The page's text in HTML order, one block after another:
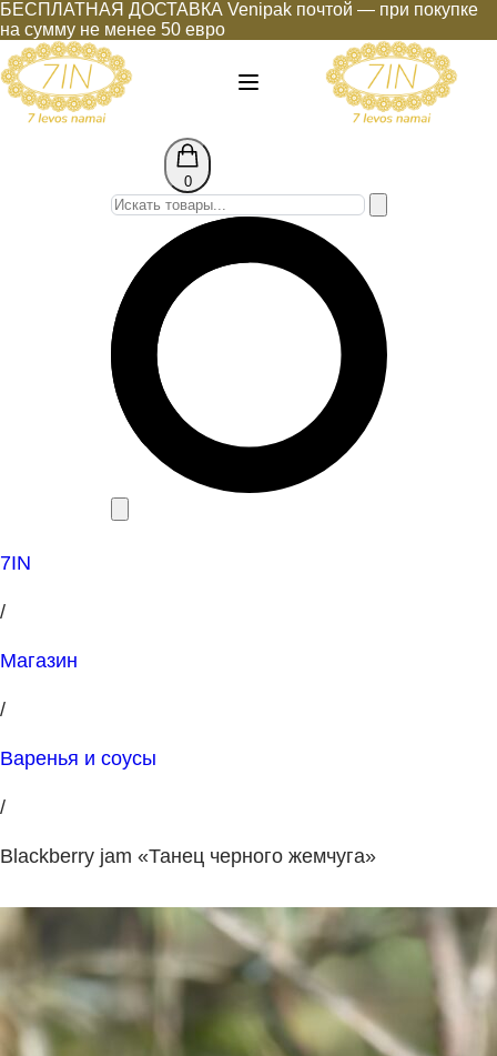
БЕСПЛАТНАЯ ДОСТАВКА Venipak почтой — при покупке
на сумму не менее 50 евро
0
7IN
/
Магазин
/
Варенья и соусы
/
Blackberry jam «Танец черного жемчуга»